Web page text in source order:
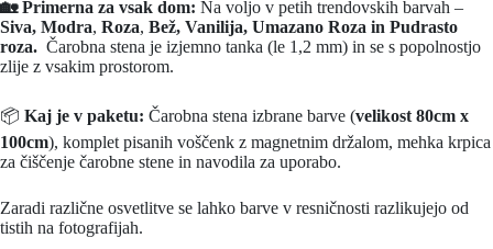
🏡 Primerna za vsak dom: Na voljo v petih trendovskih barvah –
Siva, Modra, Roza, Bež, Vanilija, Umazano Roza in Pudrasto
roza. Čarobna stena je izjemno tanka (le 1,2 mm) in se s popolnostjo
zlije z vsakim prostorom.
📦 Kaj je v paketu: Čarobna stena izbrane barve (velikost 80cm x
100cm), komplet pisanih voščenk z magnetnim držalom, mehka krpica
za čiščenje čarobne stene in navodila za uporabo.
Zaradi različne osvetlitve se lahko barve v resničnosti razlikujejo od
tistih na fotografijah.